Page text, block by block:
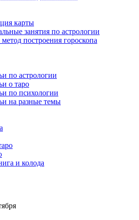
карты
занятия по астрологии
построения гороскопа
по астрологии
о таро
по психологии
на разные темы
и колода